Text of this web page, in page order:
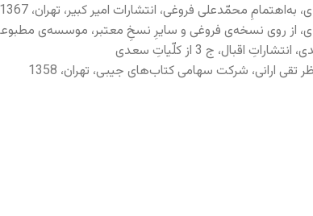
محمّدعلی فروغی، انتشارات امیر کبیر، تهران، 1367
از روی نسخه‌ی فروغی و سایرِ نسخِ معتبر، موسسه‌ی
اقبال، ج 3 از کلّیاتِ سعدی
تقی ارانی، شرکت سهامی کتاب‌های جیبی، تهران، 1358